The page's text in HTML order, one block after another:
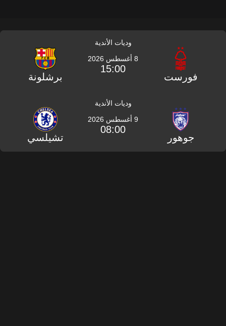
وديات الأندية
فورست
8 أغسطس 2026
15:00
برشلونة
وديات الأندية
جوهور
9 أغسطس 2026
08:00
تشيلسي